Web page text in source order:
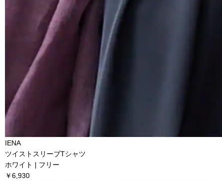
IENA
ツイストスリーブTシャツ
ホワイト | フリー
￥6,930